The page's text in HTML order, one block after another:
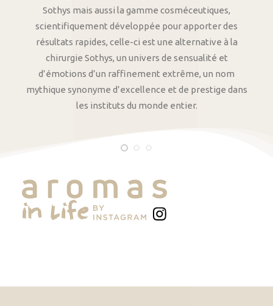
Sothys mais aussi la gamme cosméceutiques,
scientifiquement développée pour apporter des
résultats rapides, celle-ci est une alternative à la
chirurgie Sothys, un univers de sensualité et
d’émotions d’un raffinement extrême, un nom
mythique synonyme d’excellence et de prestige dans
les instituts du monde entier.